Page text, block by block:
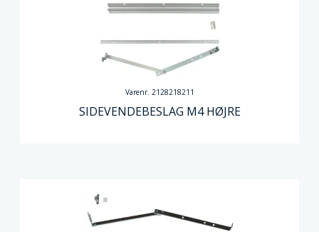
Varenr. 2128218211
SIDEVENDEBESLAG M4 HØJRE